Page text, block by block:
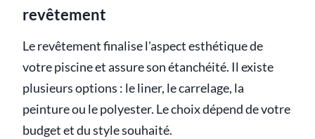
revêtement
Le revêtement finalise l'aspect esthétique de
votre piscine et assure son étanchéité. Il existe
plusieurs options : le liner, le carrelage, la
peinture ou le polyester. Le choix dépend de votre
budget et du style souhaité.